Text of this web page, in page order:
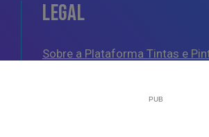
LEGAL
Sobre a Plataforma Tintas e